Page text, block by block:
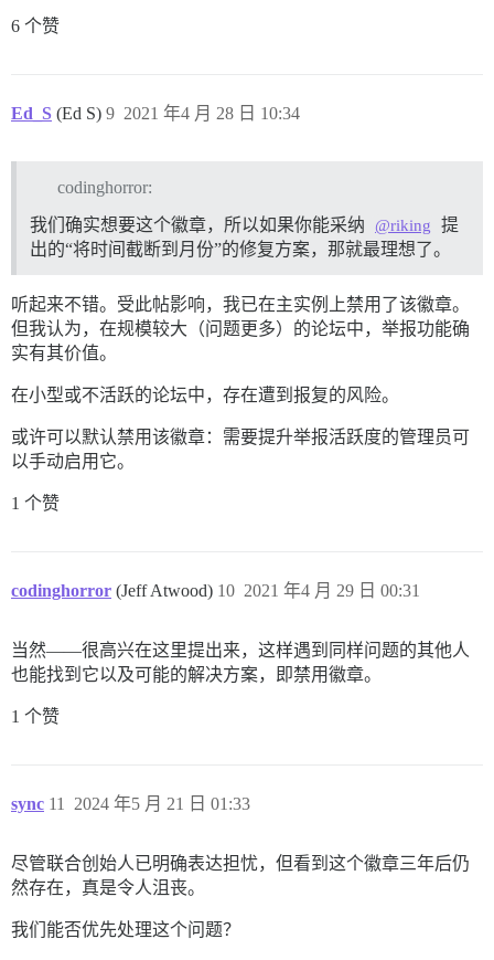
6 个赞
Ed_S (Ed S) 2021 年4 月 28 日 10:34
9
codinghorror:
我们确实想要这个徽章，所以如果你能采纳
@riking
提
出的“将时间截断到月份”的修复方案，那就最理想了。
听起来不错。受此帖影响，我已在主实例上禁用了该徽章。
但我认为，在规模较大（问题更多）的论坛中，举报功能确
实有其价值。
在小型或不活跃的论坛中，存在遭到报复的风险。
或许可以默认禁用该徽章：需要提升举报活跃度的管理员可
以手动启用它。
1 个赞
codinghorror (Jeff Atwood) 2021 年4 月 29 日 00:31
10
当然——很高兴在这里提出来，这样遇到同样问题的其他人
也能找到它以及可能的解决方案，即禁用徽章。
1 个赞
sync 2024 年5 月 21 日 01:33
11
尽管联合创始人已明确表达担忧，但看到这个徽章三年后仍
然存在，真是令人沮丧。
我们能否优先处理这个问题？